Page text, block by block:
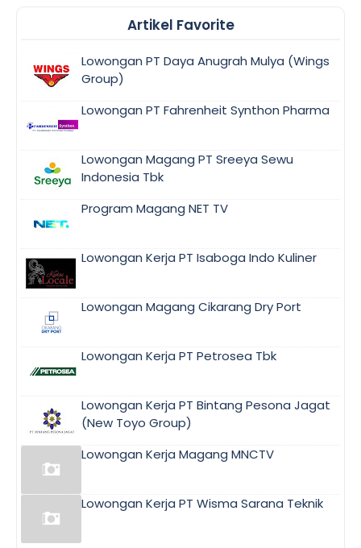
Artikel Favorite
Lowongan PT Daya Anugrah Mulya (Wings
Group)
Lowongan PT Fahrenheit Synthon Pharma
Lowongan Magang PT Sreeya Sewu
Indonesia Tbk
Program Magang NET TV
Lowongan Kerja PT Isaboga Indo Kuliner
Lowongan Magang Cikarang Dry Port
Lowongan Kerja PT Petrosea Tbk
Lowongan Kerja PT Bintang Pesona Jagat
(New Toyo Group)
Lowongan Kerja Magang MNCTV
Lowongan Kerja PT Wisma Sarana Teknik